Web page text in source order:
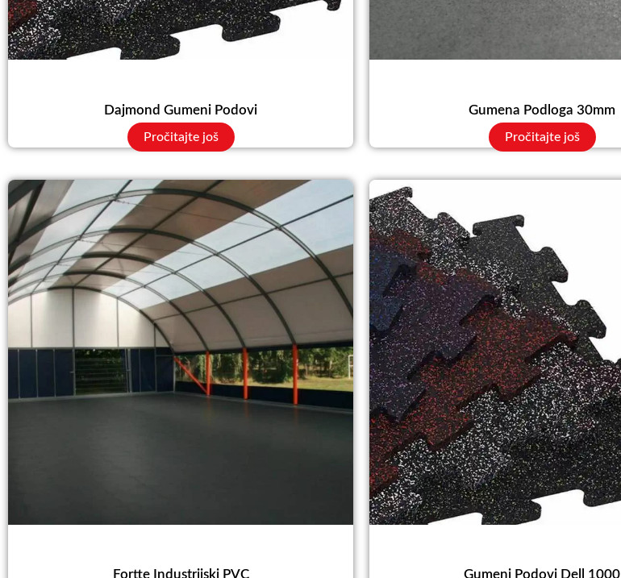
Dajmond Gumeni Podovi
Pročitajte još
Gumena Podloga 30mm
Pročitajte još
Fortte Industrijski PVC Gumeni Podovi Dell 1000